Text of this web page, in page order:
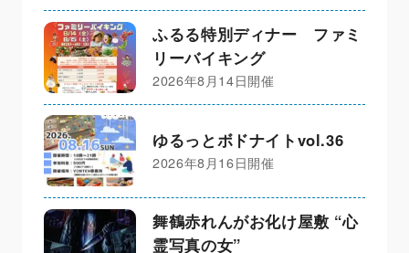
ふるる特別ディナー ファミ
リーバイキング
2026年8月14日開催
ゆるっとボドナイトvol.36
2026年8月16日開催
舞鶴赤れんがお化け屋敷 “心
霊写真の女”